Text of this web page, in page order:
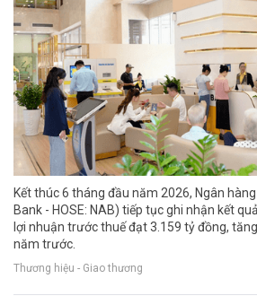
Kết thúc 6 tháng đầu năm 2026, Ngân
Bank - HOSE: NAB) tiếp tục ghi nhận kết
lợi nhuận trước thuế đạt 3.159 tỷ đồng,
năm trước.
Thương hiệu - Giao thương